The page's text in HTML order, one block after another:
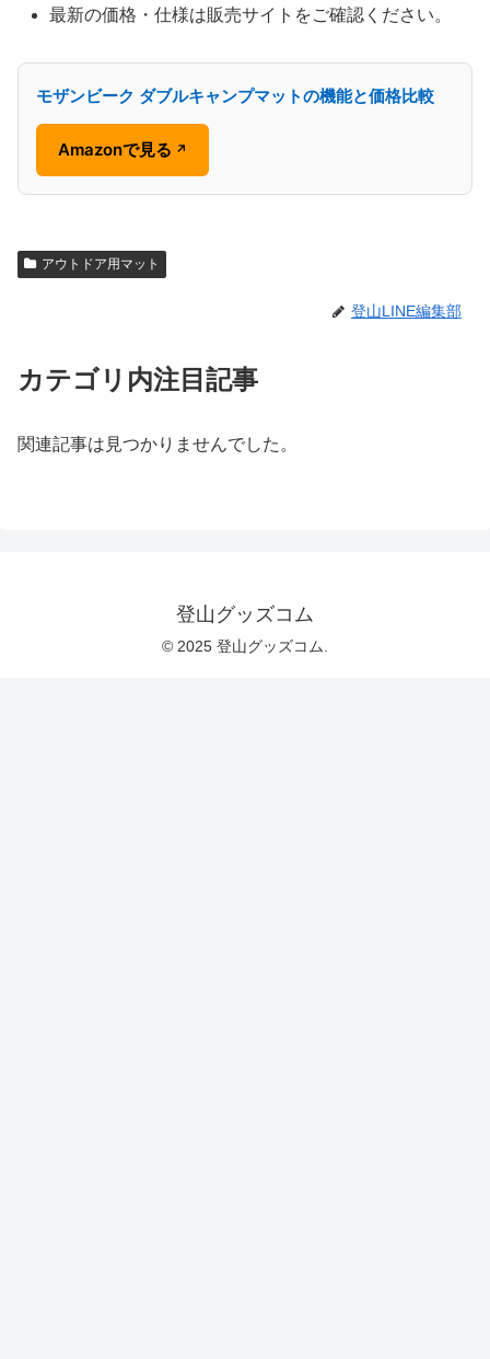
最新の価格・仕様は販売サイトをご確認ください。
モザンビーク ダブルキャンプマットの機能と価格比較
Amazonで見る ↗
アウトドア用マット
登山LINE編集部
カテゴリ内注目記事
関連記事は見つかりませんでした。
登山グッズコム
© 2025 登山グッズコム.